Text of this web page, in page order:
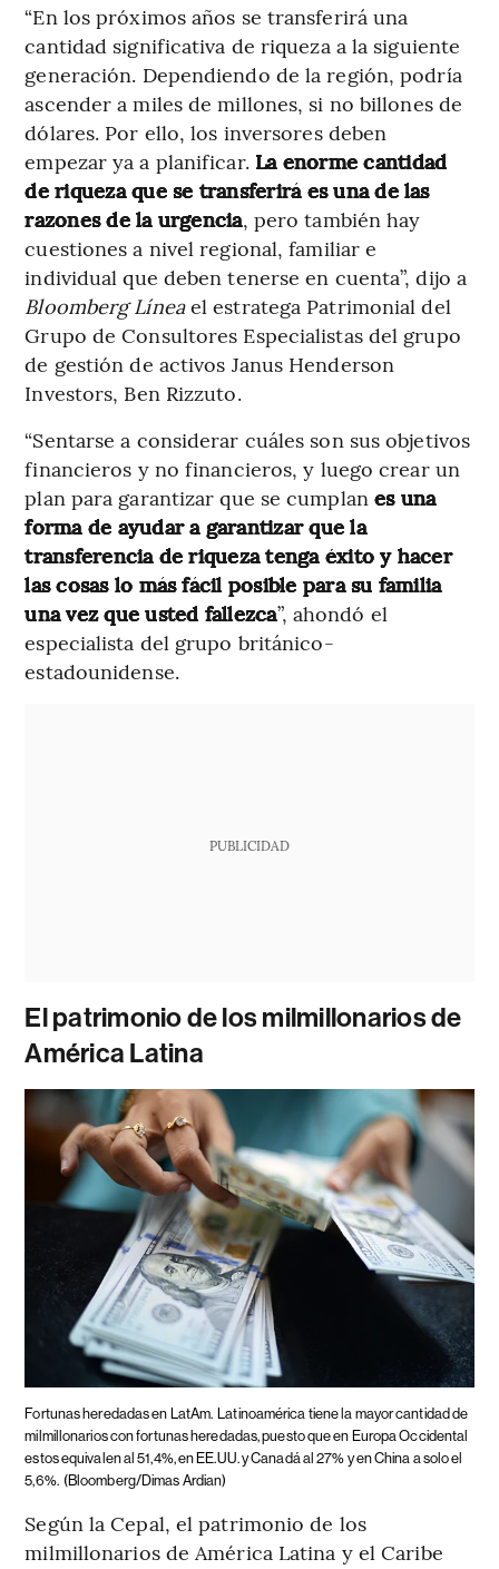
“En los próximos años se transferirá una
cantidad significativa de riqueza a la siguiente
generación. Dependiendo de la región, podría
ascender a miles de millones, si no billones de
dólares. Por ello, los inversores deben
empezar ya a planificar. La enorme cantidad
de riqueza que se transferirá es una de las
razones de la urgencia, pero también hay
cuestiones a nivel regional, familiar e
individual que deben tenerse en cuenta”, dijo a
Bloomberg Líneael estratega Patrimonial del
Grupo de Consultores Especialistas del grupo
de gestión de activos Janus Henderson
Investors, Ben Rizzuto.
“Sentarse a considerar cuáles son sus objetivos
financieros y no financieros, y luego crear un
plan para garantizar que se cumplan es una
forma de ayudar a garantizar que la
transferencia de riqueza tenga éxito y hacer
las cosas lo más fácil posible para su familia
una vez que usted fallezca”, ahondó el
especialista del grupo británico-
estadounidense.
PUBLICIDAD
El patrimonio de los milmillonarios de
América Latina
Fortunas heredadas en LatAm.
Latinoamérica tiene la mayor cantidad de
milmillonarios con fortunas heredadas, puesto que en Europa Occidental
estos equivalen al 51,4%, en EE.UU. y Canadá al 27% y en China a solo el
5,6%. (Bloomberg/Dimas Ardian)
Según la Cepal, el patrimonio de los
milmillonarios de América Latina y el Caribe